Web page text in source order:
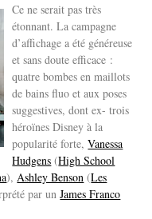
Ce ne serait pas très
étonnant. La campagne
d’affichage a été généreuse
et sans doute efficace :
quatre bombes en maillots
de bains fluo et aux poses
suggestives, dont ex- trois
héroïnes Disney à la
popularité forte,Vanessa
Hudgens (High School
),Ashley Benson (Les
par unJames Franco